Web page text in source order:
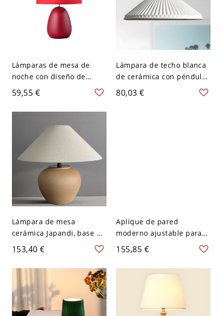
Lámparas de mesa de
noche con diseño de
estilo macarrón y forma
de seta, con pantalla de
tela y 1 luz - Rojo 110 A
59,55 €
Lámpara de techo blanca
de cerámica con péndulo
escalonado, estilo nórdico,
para sala de estar con
80,03 €
Lámpara de mesa
cerámica Japandi, base de
gres texturizado con
pantalla de lino para un
suave brillo ambiental -
153,40 €
Aplique de pared
moderno ajustable para
sala de estar, 1 luz, vidrio
blanco, montaje en pared
- 110 A 120 V Cilindro
155,85 €